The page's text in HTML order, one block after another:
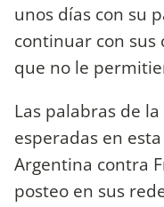
unos días con su
continuar con sus
que no le
Las palabras de
esperadas en
Argentina contra
posteo en sus